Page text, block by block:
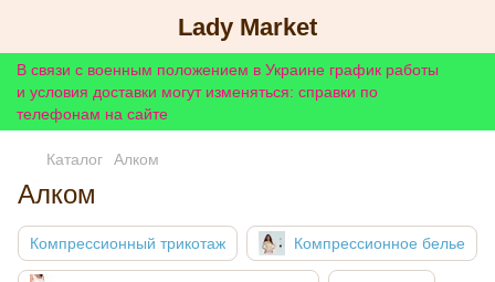
Lady Market
В связи с военным положением в Украине график работы
и условия доставки могут изменяться: справки по
телефонам на сайте
Каталог Алком
Алком
Компрессионный трикотаж Компрессионное белье